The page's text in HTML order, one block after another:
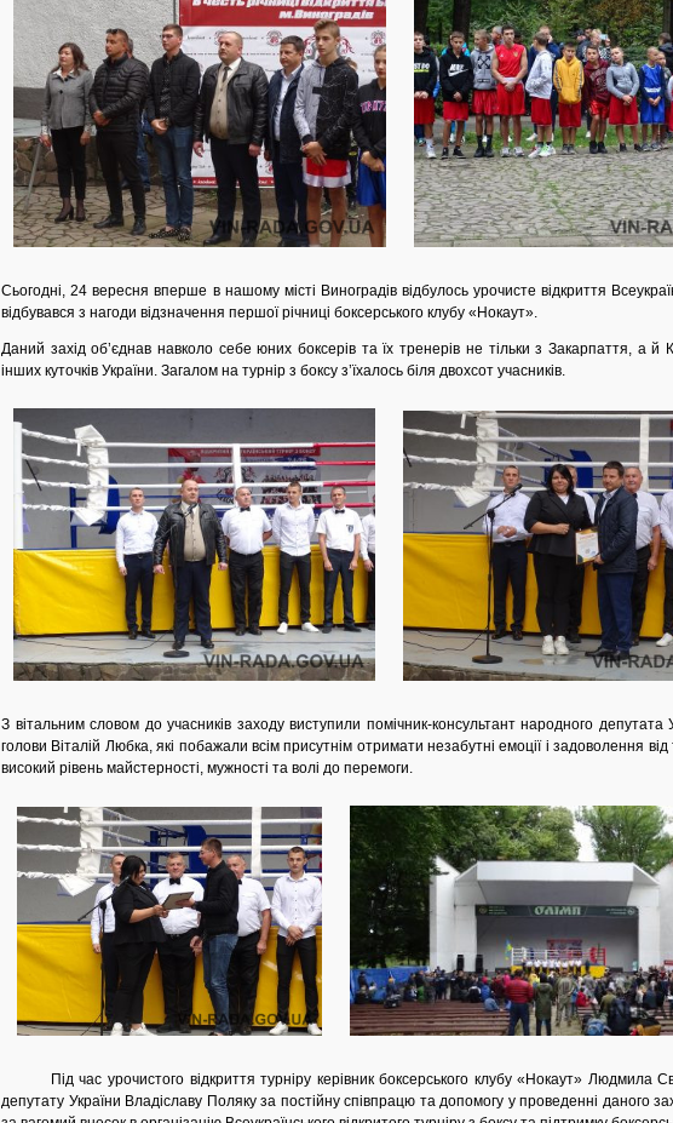
Сьогодні, 24 вересня вперше в нашому місті Виноградів відбулось урочисте відкриття
відбувався з нагоди відзначення першої річниці боксерського клубу «Нокаут».
Даний захід об’єднав навколо себе юних боксерів та їх тренерів не тільки з Закарпаття,
інших куточків України. Загалом на турнір з боксу з’їхалось біля двохсот учасників.
З вітальним словом до учасників заходу виступили помічник-консультант народного депутата
голови Віталій Любка, які побажали всім присутнім отримати незабутні емоції і задоволення
високий рівень майстерності, мужності та волі до перемоги.
Під час урочистого відкриття турніру керівник боксерського клубу «Нокаут» Людмила
депутату України Владіславу Поляку за постійну співпрацю та допомогу у проведенні даного